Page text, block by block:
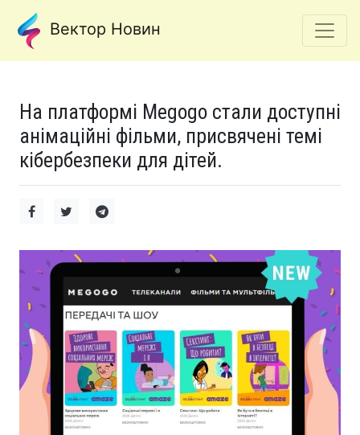
Вектор Новин
На платформі Megogo стали доступні
анімаційні фільми, присвячені темі
кібербезпеки для дітей.